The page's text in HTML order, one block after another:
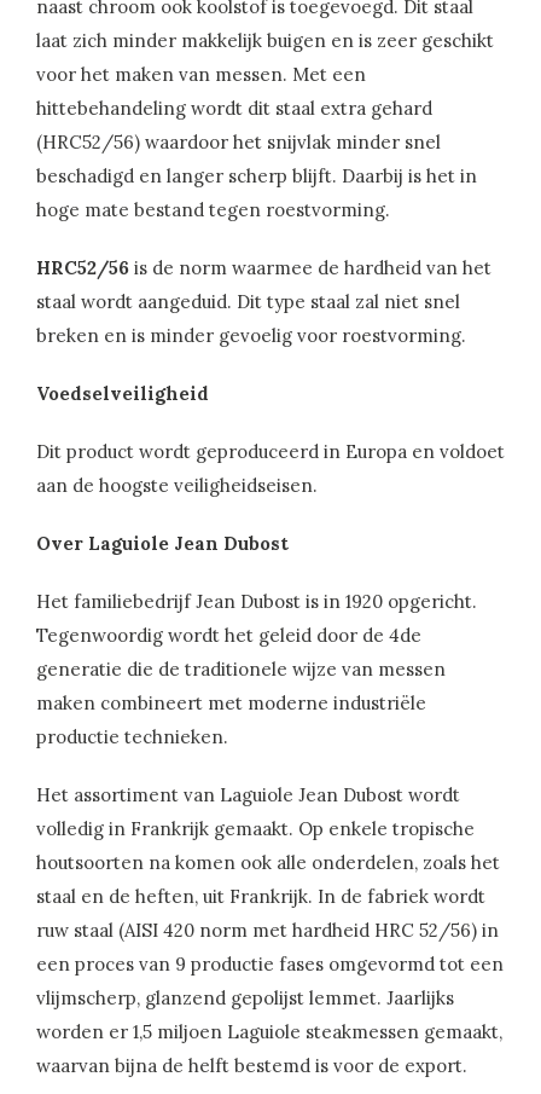
naast chroom ook koolstof is toegevoegd. Dit staal
laat zich minder makkelijk buigen en is zeer geschikt
voor het maken van messen. Met een
hittebehandeling wordt dit staal extra gehard
(HRC52/56) waardoor het snijvlak minder snel
beschadigd en langer scherp blijft. Daarbij is het in
hoge mate bestand tegen roestvorming.
HRC52/56 is de norm waarmee de hardheid van het
staal wordt aangeduid. Dit type staal zal niet snel
breken en is minder gevoelig voor roestvorming.
Voedselveiligheid
Dit product wordt geproduceerd in Europa en voldoet
aan de hoogste veiligheidseisen.
Over Laguiole Jean Dubost
Het familiebedrijf Jean Dubost is in 1920 opgericht.
Tegenwoordig wordt het geleid door de 4de
generatie die de traditionele wijze van messen
maken combineert met moderne industriële
productie technieken.
Het assortiment van Laguiole Jean Dubost wordt
volledig in Frankrijk gemaakt. Op enkele tropische
houtsoorten na komen ook alle onderdelen, zoals het
staal en de heften, uit Frankrijk. In de fabriek wordt
ruw staal (AISI 420 norm met hardheid HRC 52/56) in
een proces van 9 productie fases omgevormd tot een
vlijmscherp, glanzend gepolijst lemmet. Jaarlijks
worden er 1,5 miljoen Laguiole steakmessen gemaakt,
waarvan bijna de helft bestemd is voor de export.